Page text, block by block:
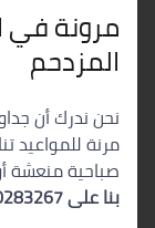
مرونة في
المزدحم
نحن ندرك أن
مرنة
صباحية منعشة
بنا على 0560283267